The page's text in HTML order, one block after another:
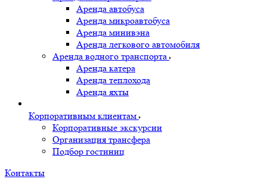
Аренда автобуса
Аренда микроавтобуса
Аренда минивэна
Аренда легкового автомобиля
Аренда водного транспорта
Аренда катера
Аренда теплохода
Аренда яхты
Корпоративным клиентам
Корпоративные экскурсии
Организация трансфера
Подбор гостиниц
Контакты